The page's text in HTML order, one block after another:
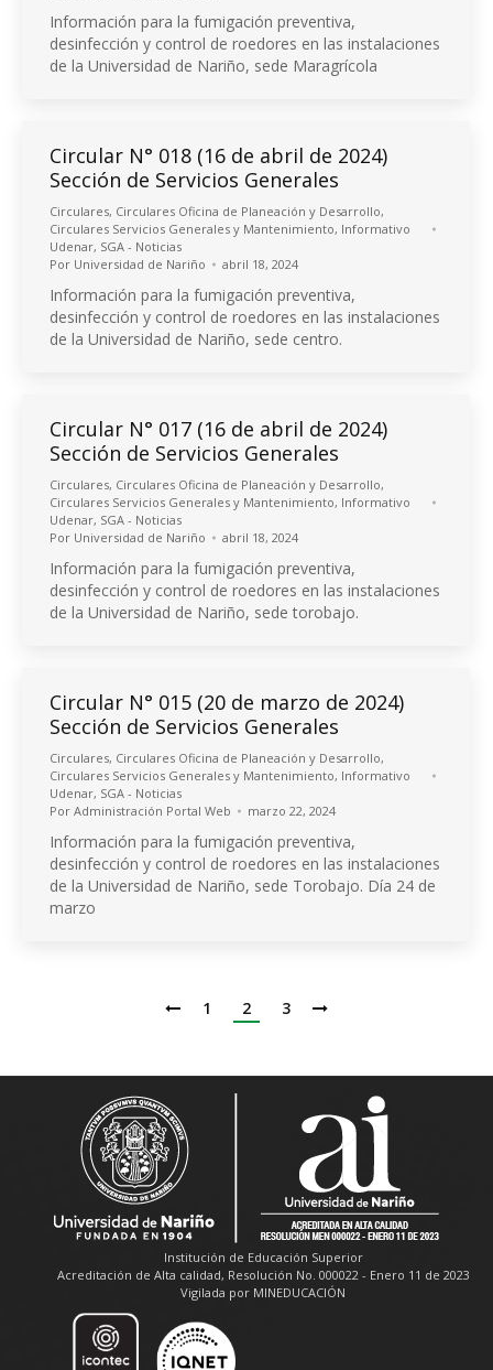
Información para la fumigación preventiva,
desinfección y control de roedores en las instalaciones
de la Universidad de Nariño, sede Maragrícola
Circular N° 018 (16 de abril de 2024)
Sección de Servicios Generales
Circulares, Circulares Oficina de Planeación y Desarrollo,
Circulares Servicios Generales y Mantenimiento, Informativo
Udenar, SGA - Noticias
Por Universidad de Nariño abril 18, 2024
Información para la fumigación preventiva,
desinfección y control de roedores en las instalaciones
de la Universidad de Nariño, sede centro.
Circular N° 017 (16 de abril de 2024)
Sección de Servicios Generales
Circulares, Circulares Oficina de Planeación y Desarrollo,
Circulares Servicios Generales y Mantenimiento, Informativo
Udenar, SGA - Noticias
Por Universidad de Nariño abril 18, 2024
Información para la fumigación preventiva,
desinfección y control de roedores en las instalaciones
de la Universidad de Nariño, sede torobajo.
Circular N° 015 (20 de marzo de 2024)
Sección de Servicios Generales
Circulares, Circulares Oficina de Planeación y Desarrollo,
Circulares Servicios Generales y Mantenimiento, Informativo
Udenar, SGA - Noticias
Por Administración Portal Web marzo 22, 2024
Información para la fumigación preventiva,
desinfección y control de roedores en las instalaciones
de la Universidad de Nariño, sede Torobajo. Día 24 de
marzo
1 2 3
Institución de Educación Superior
Acreditación de Alta calidad, Resolución No. 000022 - Enero 11 de 2023
Vigilada por MINEDUCACIÓN